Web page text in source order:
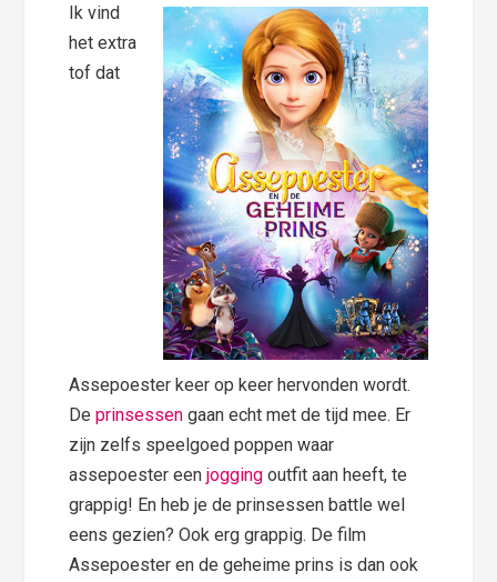
Ik vind
het extra
tof dat
Assepoester keer op keer hervonden wordt.
Deprinsessengaan echt met de tijd mee. Er
zijn zelfs speelgoed poppen waar
assepoester eenjogging outfit aan heeft, te
grappig! En heb je de prinsessen battle wel
eens gezien? Ook erg grappig. De film
Assepoester en de geheime prins is dan ook